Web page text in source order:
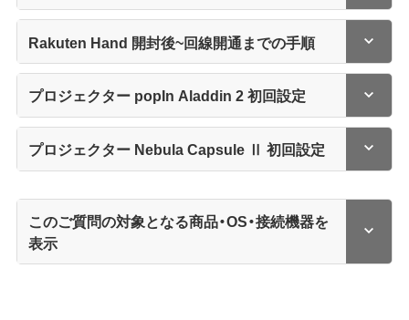
Rakuten Hand 開封後~回線開通までの手順
プロジェクター popIn Aladdin 2 初回設定
プロジェクター Nebula Capsule Ⅱ 初回設定
このご質問の対象となる商品・OS・接続機器を
表示